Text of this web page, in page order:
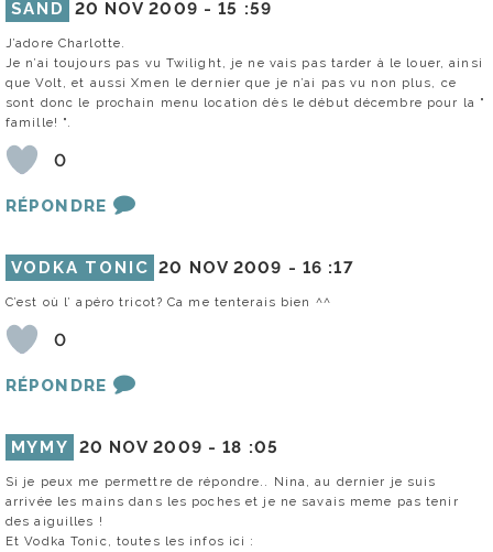
SAND 20 NOV 2009 -15 :59
J’adore Charlotte.
Je n’ai toujours pas vu Twilight, je ne vais pas tarder à le louer, ainsi
que Volt, et aussi Xmen le dernier que je n’ai pas vu non plus, ce
sont donc le prochain menu location dès le début décembre pour la "
famille! ".
0
RÉPONDRE
VODKA TONIC 20 NOV 2009 - 16 :17
C’est où l’ apéro tricot? Ca me tenterais bien ^^
0
RÉPONDRE
MYMY 20 NOV 2009 -18 :05
Si je peux me permettre de répondre.. Nina, au dernier je suis
arrivée les mains dans les poches et je ne savais meme pas tenir
des aiguilles !
Et Vodka Tonic, toutes les infos ici :